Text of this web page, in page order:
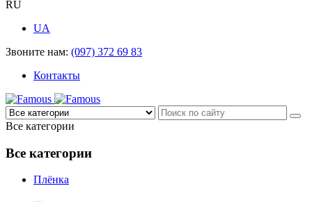
RU
UA
Звоните нам: (097) 372 69 83
Контакты
Все категории
Все категории
Плёнка